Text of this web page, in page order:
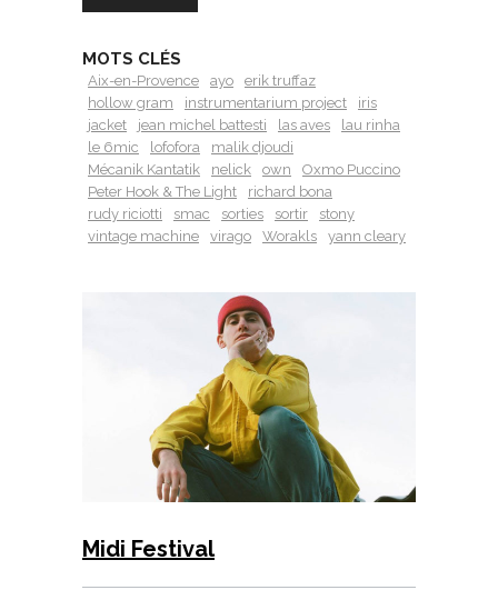
MOTS CLÉS
Aix-en-Provence ayo
erik truffaz
hollow gram
instrumentarium project
iris
jacket
jean michel battesti las aves
lau rinha
le 6mic
lofofora
malik djoudi
Mécanik Kantatik
nelick own
Oxmo Puccino
Peter Hook & The Light
richard bona
rudy riciotti
smac sorties sortir
stony
vintage machine
virago Worakls yann cleary
Midi Festival